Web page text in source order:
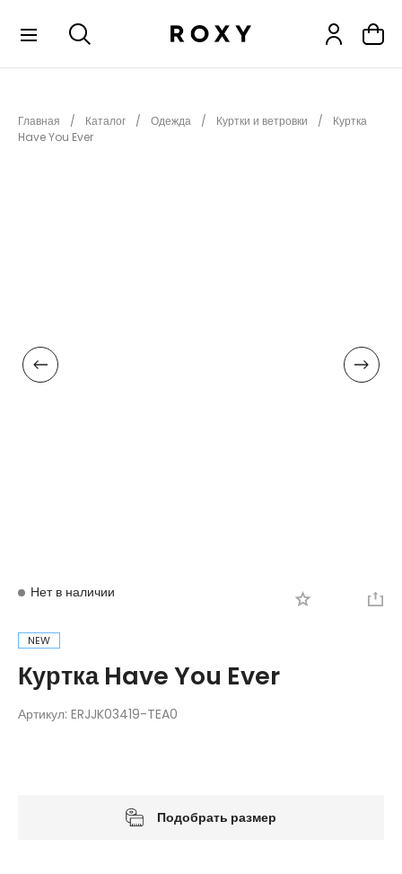
НОВИНКИ
АКСЕССУАРЫ
Главная Каталог Одежда Куртки и ветровки
Куртка
Have You Ever
Нет в наличии
NEW
Куртка Have You Ever
Артикул: ERJJK03419-TEA0
Подобрать размер